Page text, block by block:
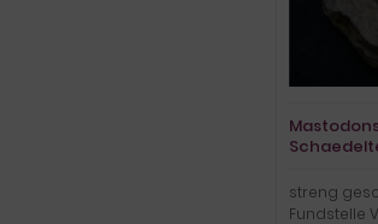
streng
Fundstelle